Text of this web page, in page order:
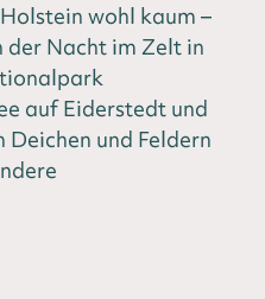
wohl kaum –
der Nacht im Zelt in
auf Eiderstedt und
und Feldern